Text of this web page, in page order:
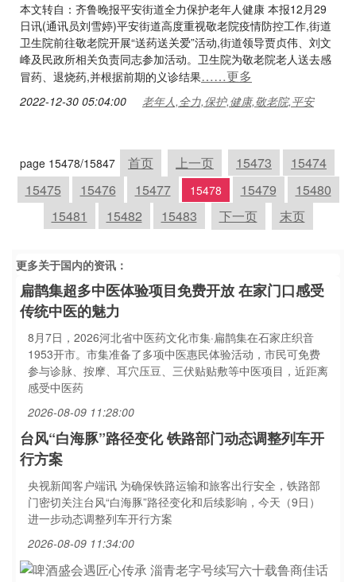
本文转自：齐鲁晚报平安街道全力保护老年人健康 本报12月29
日讯(通讯员刘雪婷)平安街道高度重视敬老院疫情防控工作,街道
卫生院前往敬老院开展“送药送关爱”活动,街道领导贾贞伟、刘文
峰及民政所相关负责同志参加活动。卫生院为敬老院老人送去感
冒药、退烧药,并根据前期的义诊结果……更多
2022-12-30 05:04:00 老年人,全力,保护,健康,敬老院,平安
page 15478/15847 首页 上一页 15473
15474
15475
15476 15477 15478 15479
15480
15481
15482 15483 下一页 末页
更多关于国内的资讯：
扁鹊集超多中医体验项目免费开放 在家门口感受
传统中医的魅力
8月7日，2026河北省中医药文化市集·扁鹊集在石家庄织音
1953开市。市集准备了多项中医惠民体验活动，市民可免费
参与诊脉、按摩、耳穴压豆、三伏贴贴敷等中医项目，近距离
感受中医药
2026-08-09 11:28:00
台风“白海豚”路径变化 铁路部门动态调整列车开
行方案
央视新闻客户端讯 为确保铁路运输和旅客出行安全，铁路部
门密切关注台风“白海豚”路径变化和后续影响，今天（9日）
进一步动态调整列车开行方案
2026-08-09 11:34:00